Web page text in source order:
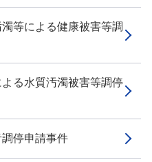
等による健康被害等調
る水質汚濁被害等調停
停申請事件